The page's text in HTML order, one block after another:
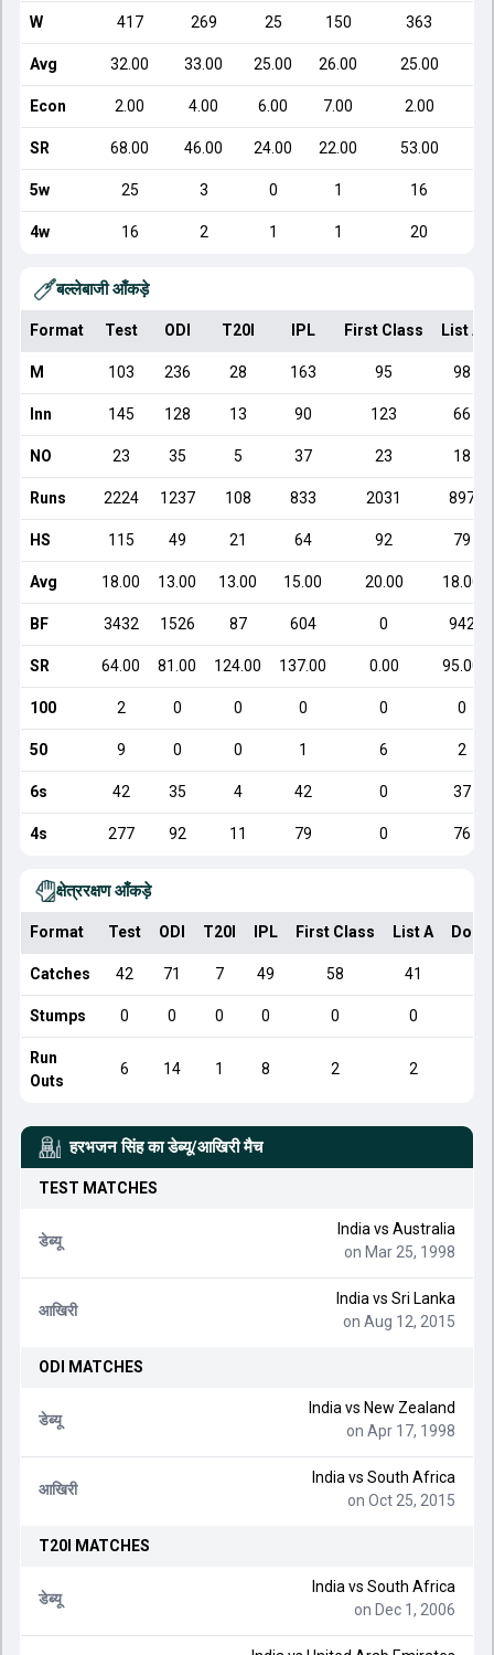
W 417 269 25 150 363
Avg 32.00 33.00 25.00 26.00 25.00
Econ 2.00 4.00 6.00 7.00 2.00
SR 68.00 46.00 24.00 22.00 53.00
5w 25 3 0 1 16
4w 16 2 1 1 20
बल्लेबाजी आँकड़े
Format Test ODI T20I IPL First Class List A
M 103 236 28 163 95 98
Inn 145 128 13 90 123 66
NO 23 35 5 37 23 18
Runs 2224 1237 108 833 2031 897
HS 115 49 21 64 92 79
Avg 18.00 13.00 13.00 15.00 20.00 18.00
BF 3432 1526 87 604 0 942
SR 64.00 81.00 124.00 137.00 0.00 95.00
100 2 0 0 0 0 0
50 9 0 0 1 6 2
6s 42 35 4 42 0 37
4s 277 92 11 79 0 76
क्षेत्ररक्षण आँकड़े
Format Test ODI T20I IPL First Class List A
Catches 42 71 7 49 58 41
Stumps 0 0 0 0 0 0
Run
Outs
6 14 1 8 2 2
हरभजन सिंह का डेब्यू/आखिरी मैच
TEST MATCHES
डेब्यू
India vs Australia
on Mar 25, 1998
आखिरी
India vs Sri Lanka
on Aug 12, 2015
ODI MATCHES
डेब्यू
India vs New Zealand
on Apr 17, 1998
आखिरी
India vs South Africa
on Oct 25, 2015
T20I MATCHES
डेब्यू
India vs South Africa
on Dec 1, 2006